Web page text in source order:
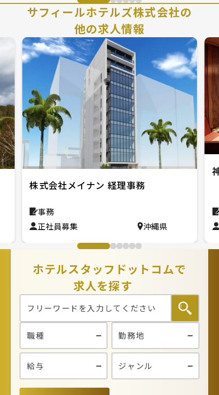
サフィールホテルズ株式会社の
他の求人情報
株式会社メイナン 経理事務
事務
正社員募集
沖縄県
ホテルスタッフドットコムで
求人を探す